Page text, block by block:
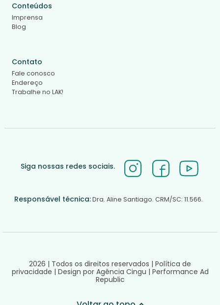
Conteúdos
Imprensa
Blog
Contato
Fale conosco
Endereço
Trabalhe no LAK!
Siga nossas redes sociais.
Responsável técnica:Dra. Aline Santiago. CRM/SC: 11.566.
2026 | Todos os direitos reservados | Política de
privacidade | Design por Agência Cingu | Performance Ad
Republic